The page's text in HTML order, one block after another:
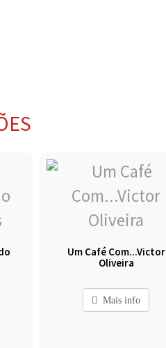
Um Café Com...Victor
Oliveira
Mais info